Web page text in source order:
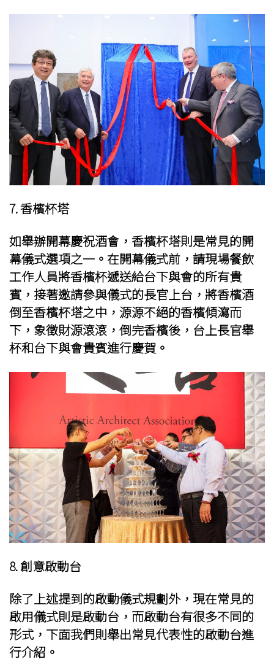
7. 香檳杯塔
如舉辦開幕慶祝酒會 ，香檳杯塔則是常見的開
幕儀式選項之一。在開幕儀式前，請現場餐飲
工作人員將香檳杯遞送給台下與會的所有貴
賓，接著邀請參與儀式的長官上台，將香檳酒
倒至香檳杯塔之中，源源不絕的香檳傾瀉而
下，象徵財源滾滾，倒完香檳後，台上長官舉
杯和台下與會貴賓進行慶賀。
8. 創意啟動台
除了上述提到的啟動儀式規劃外，現在常見的
啟用儀式則是啟動台，而啟動台有很多不同的
形式，下面我們則舉出常見代表性的啟動台進
行介紹。